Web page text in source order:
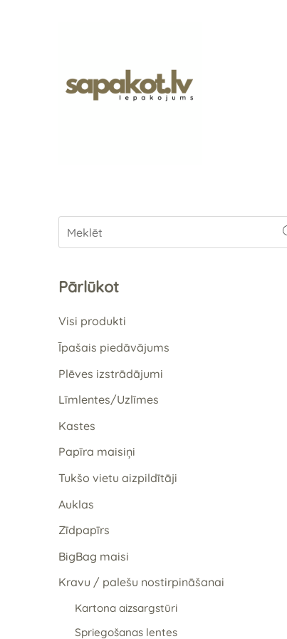
Pārlūkot
Visi produkti
Īpašais piedāvājums
Plēves izstrādājumi
Līmlentes/Uzlīmes
Kastes
Papīra maisiņi
Tukšo vietu aizpildītāji
Auklas
Zīdpapīrs
BigBag maisi
Kravu / palešu nostirpināšanai
Kartona aizsargstūri
Spriegošanas lentes